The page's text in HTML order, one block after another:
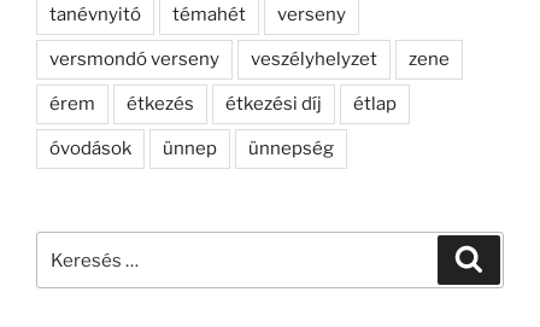
tanévnyitó témahét verseny
versmondó verseny veszélyhelyzet zene
érem étkezés étkezési díj étlap
óvodások ünnep ünnepség